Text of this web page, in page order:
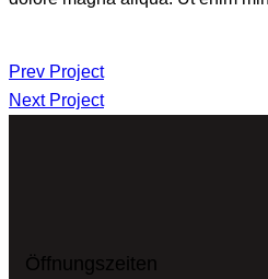
Prev Project
Next Project
Öffnungszeiten